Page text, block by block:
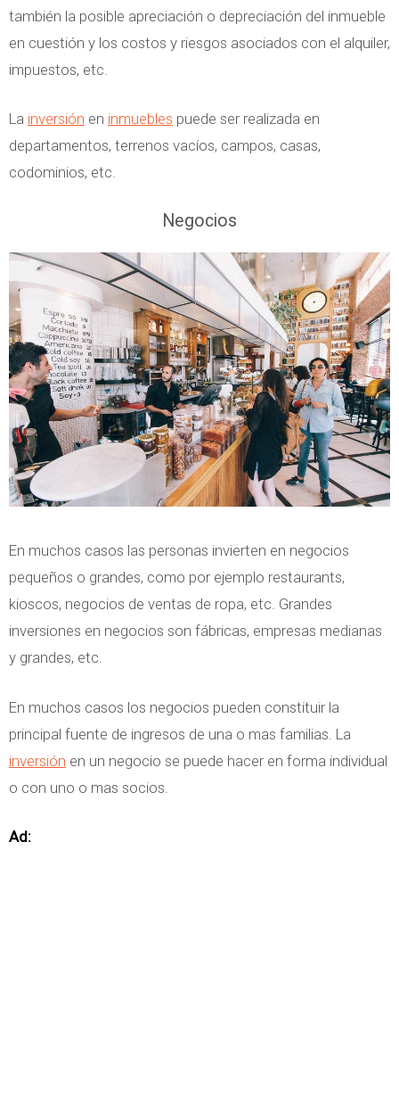
también la posible apreciación o depreciación del inmueble
en cuestión y los costos y riesgos asociados con el alquiler,
impuestos, etc.
La inversión en inmuebles puede ser realizada en
departamentos, terrenos vacíos, campos, casas,
codominios, etc.
Negocios
En muchos casos las personas invierten en negocios
pequeños o grandes, como por ejemplo restaurants,
kioscos, negocios de ventas de ropa, etc. Grandes
inversiones en negocios son fábricas, empresas medianas
y grandes, etc.
En muchos casos los negocios pueden constituir la
principal fuente de ingresos de una o mas familias. La
inversión en un negocio se puede hacer en forma individual
o con uno o mas socios.
Ad: